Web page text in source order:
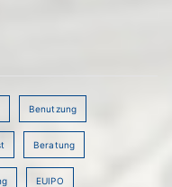
Benutzung
Beratung
EUIPO